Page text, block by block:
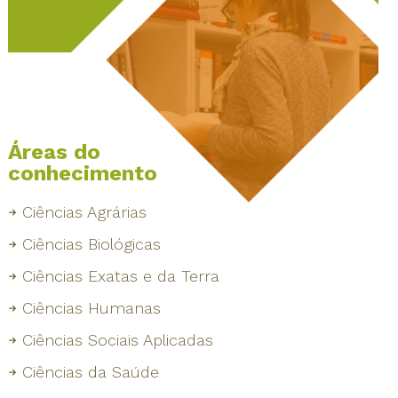
Áreas do
conhecimento
Ciências Agrárias
Ciências Biológicas
Ciências Exatas e da Terra
Ciências Humanas
Ciências Sociais Aplicadas
Ciências da Saúde